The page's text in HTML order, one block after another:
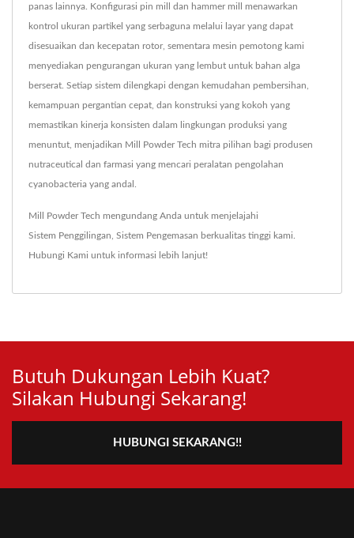
panas lainnya. Konfigurasi pin mill dan hammer mill menawarkan
kontrol ukuran partikel yang serbaguna melalui layar yang dapat
disesuaikan dan kecepatan rotor, sementara mesin pemotong kami
menyediakan pengurangan ukuran yang lembut untuk bahan alga
berserat. Setiap sistem dilengkapi dengan kemudahan pembersihan,
kemampuan pergantian cepat, dan konstruksi yang kokoh yang
memastikan kinerja konsisten dalam lingkungan produksi yang
menuntut, menjadikan Mill Powder Tech mitra pilihan bagi produsen
nutraceutical dan farmasi yang mencari peralatan pengolahan
cyanobacteria yang andal.
Mill Powder Tech mengundang Anda untuk menjelajahi
Sistem Penggilingan Sistem Pengemasan berkualitas tinggi kami.
Hubungi Kami untuk informasi lebih lanjut!
Butuh Dukungan Lebih Kuat?
Silakan Hubungi Sekarang!
HUBUNGI SEKARANG!!